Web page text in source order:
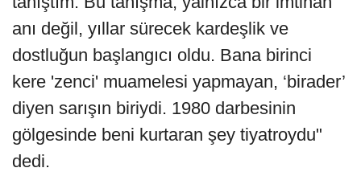
anı değil, yıllar sürecek kardeşlik ve
dostluğun başlangıcı oldu. Bana birinci
kere 'zenci' muamelesi yapmayan, ‘birader’
diyen sarışın biriydi. 1980 darbesinin
gölgesinde beni kurtaran şey tiyatroydu"
dedi.